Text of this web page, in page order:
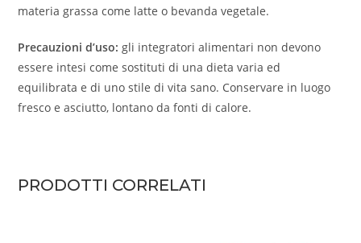
materia grassa come latte o bevanda vegetale.
Precauzioni d’uso: gli integratori alimentari non devono
essere intesi come sostituti di una dieta varia ed
equilibrata e di uno stile di vita sano. Conservare in luogo
fresco e asciutto, lontano da fonti di calore.
PRODOTTI CORRELATI